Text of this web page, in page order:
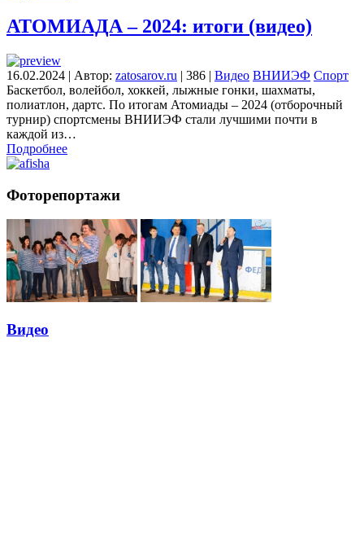
АТОМИАДА – 2024: итоги (видео)
16.02.2024 | Автор: zatosarov.ru | 386 | Видео ВНИИЭФ Спорт
Баскетбол, волейбол, хоккей, лыжные гонки, шахматы,
полиатлон, дартс. По итогам Атомиады – 2024 (отборочный
турнир) спортсмены ВНИИЭФ стали лучшими почти в
каждой из…
Подробнее
Фоторепортажи
Видео